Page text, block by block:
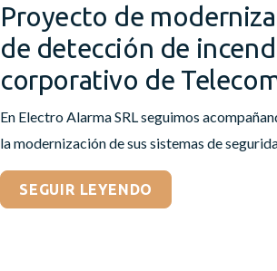
Proyecto de
de detección de
corporativo de
En Electro Alarma SRL seguimos
la modernización de sus sistemas de
SEGUIR LEYENDO